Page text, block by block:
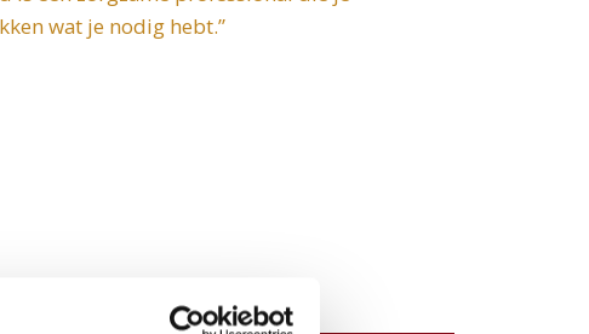
wat je nodig hebt.”